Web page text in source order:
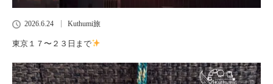
2026.6.24 Kuthumi旅
東京１７〜２３日まで